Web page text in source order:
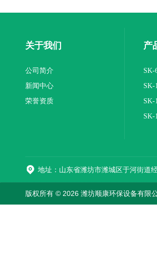
关于我们
公司简介
新闻中心
荣誉资质
产
SK-
SK-
装
SK-
报
SK-
版权所有 © 2026 潍坊顺康环保设备有限